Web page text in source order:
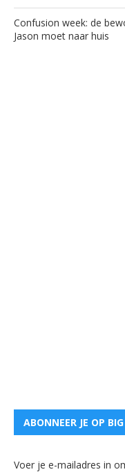
Confusion week: de
Jason moet naar huis
ABONNEER JE OP
Voer je e-mailadres in